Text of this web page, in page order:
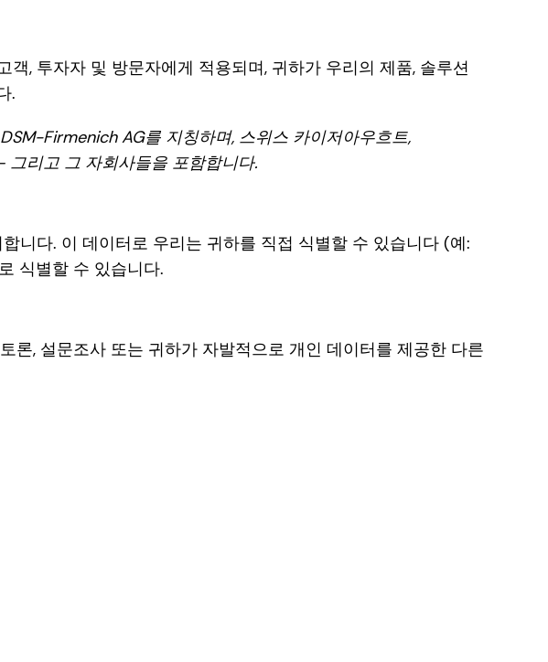
, 투자자 및 방문자에게 적용되며, 귀하가 우리의 제품, 솔루션
.
Firmenich AG를 지칭하며, 스위스 카이저아우흐트,
그리고 그 자회사들을 포함합니다.
니다. 이 데이터로 우리는 귀하를 직접 식별할 수 있습니다 (예:
식별할 수 있습니다.
론, 설문조사 또는 귀하가 자발적으로 개인 데이터를 제공한 다른